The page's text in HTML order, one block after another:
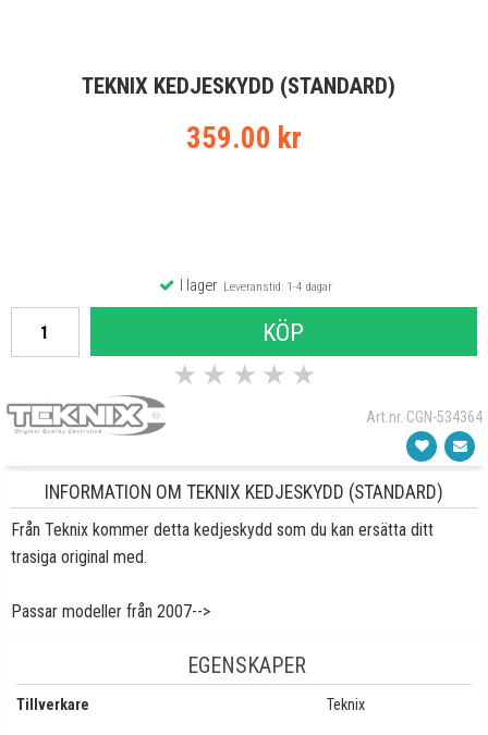
När du valt kommer butiken visa delar för vald moped
TEKNIX KEDJESKYDD (STANDARD)
359.00 kr
I lagerLeveranstid: 1-4 dagar
KÖP
★ ★ ★ ★ ★
Art.nr. CGN-534364
INFORMATION OM TEKNIX KEDJESKYDD (STANDARD)
Från Teknix kommer detta kedjeskydd som du kan ersätta ditt
trasiga original med.
Passar modeller från 2007-->
EGENSKAPER
Tillverkare Teknix